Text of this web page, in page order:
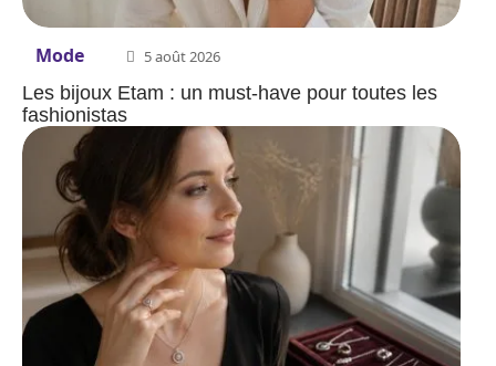
Mode 5 août 2026
Les bijoux Etam : un must-have pour toutes les
fashionistas